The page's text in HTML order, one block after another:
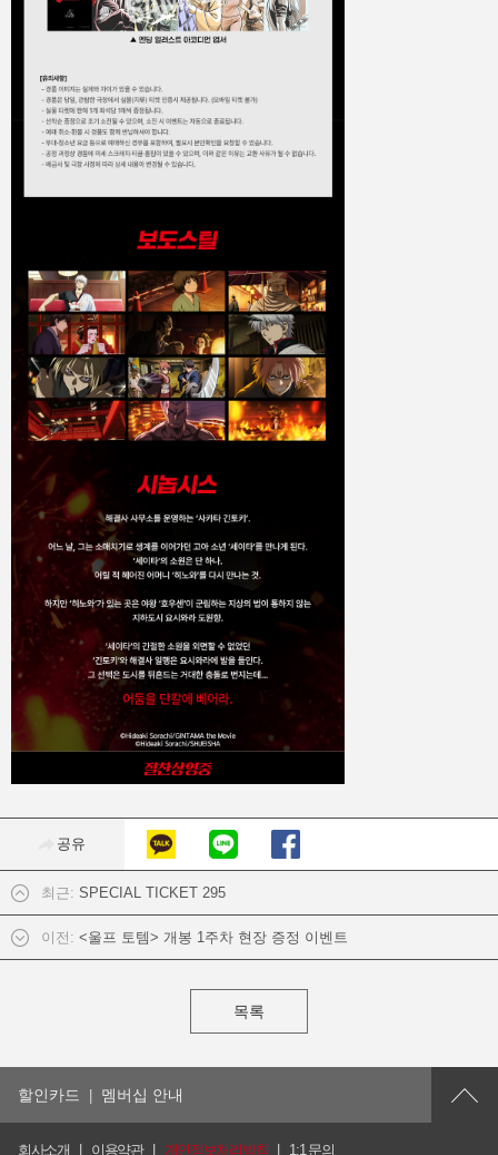
공유
최근: SPECIAL TICKET 295
이전: <울프 토템> 개봉 1주차 현장 증정 이벤트
목록
할인카드 멤버십 안내
회사소개 이용약관 개인정보처리방침 1:1 문의